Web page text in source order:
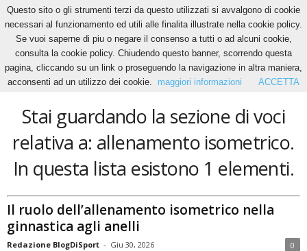
Home Tags Allenamento isometrico
allenamento isometrico
Stai guardando la sezione di voci
relativa a: allenamento isometrico.
In questa lista esistono 1 elementi.
Il ruolo dell’allenamento isometrico nella
ginnastica agli anelli
Redazione BlogDiSport - Giu 30, 2026 0
Questo sito o gli strumenti terzi da questo utilizzati si avvalgono di cookie
necessari al funzionamento ed utili alle finalita illustrate nella cookie policy.
Se vuoi saperne di piu o negare il consenso a tutti o ad alcuni cookie,
consulta la cookie policy. Chiudendo questo banner, scorrendo questa
pagina, cliccando su un link o proseguendo la navigazione in altra maniera,
acconsenti ad un utilizzo dei cookie.
maggiori informazioni ACCETTA